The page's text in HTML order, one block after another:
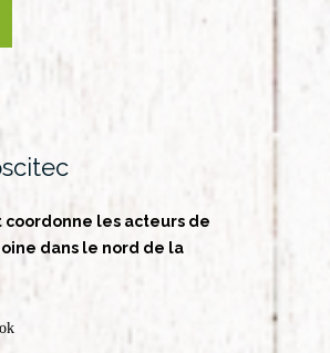
coordonne les acteurs de
dans le nord de la